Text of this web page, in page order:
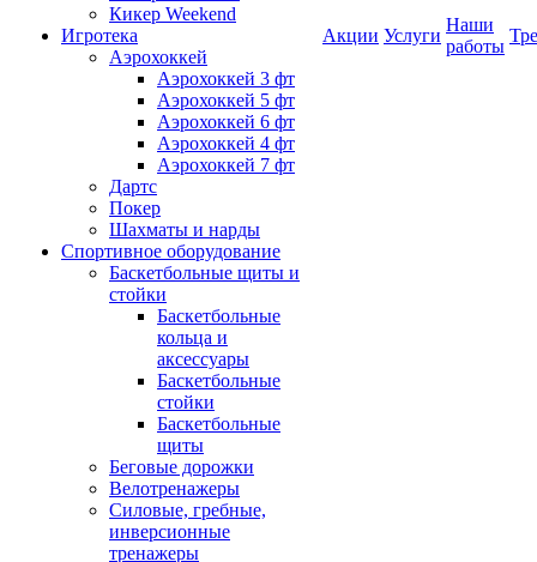
Кикер Weekend
Игротека
Аэрохоккей
Аэрохоккей 3 фт
Аэрохоккей 5 фт
Аэрохоккей 6 фт
Аэрохоккей 4 фт
Аэрохоккей 7 фт
Дартс
Покер
Шахматы и нарды
Спортивное оборудование
Баскетбольные щиты и
стойки
Баскетбольные
кольца и
аксессуары
Баскетбольные
стойки
Баскетбольные
щиты
Беговые дорожки
Велотренажеры
Силовые, гребные,
инверсионные
тренажеры
Акции Услуги
Наши
работы